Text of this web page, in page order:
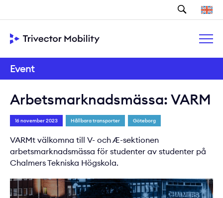
Event
Arbetsmarknadsmässa: VARM
16 november 2023 Hållbara transporter Göteborg
VARMt välkomna till V- och Æ-sektionen
arbetsmarknadsmässa för studenter av studenter på
Chalmers Tekniska Högskola.